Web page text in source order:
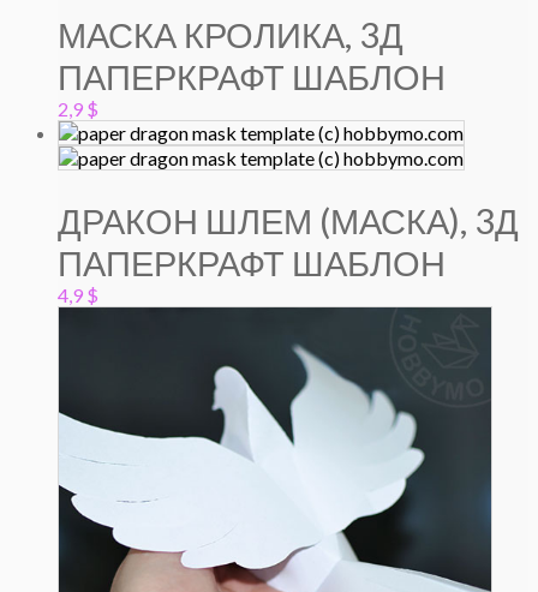
МАСКА КРОЛИКА, 3Д
ПАПЕРКРАФТ ШАБЛОН
2,9 $
ДРАКОН ШЛЕМ (МАСКА), 3Д
ПАПЕРКРАФТ ШАБЛОН
4,9 $